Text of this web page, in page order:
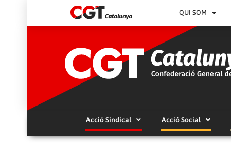
QUI SOM
Acció Sindical Acció Social